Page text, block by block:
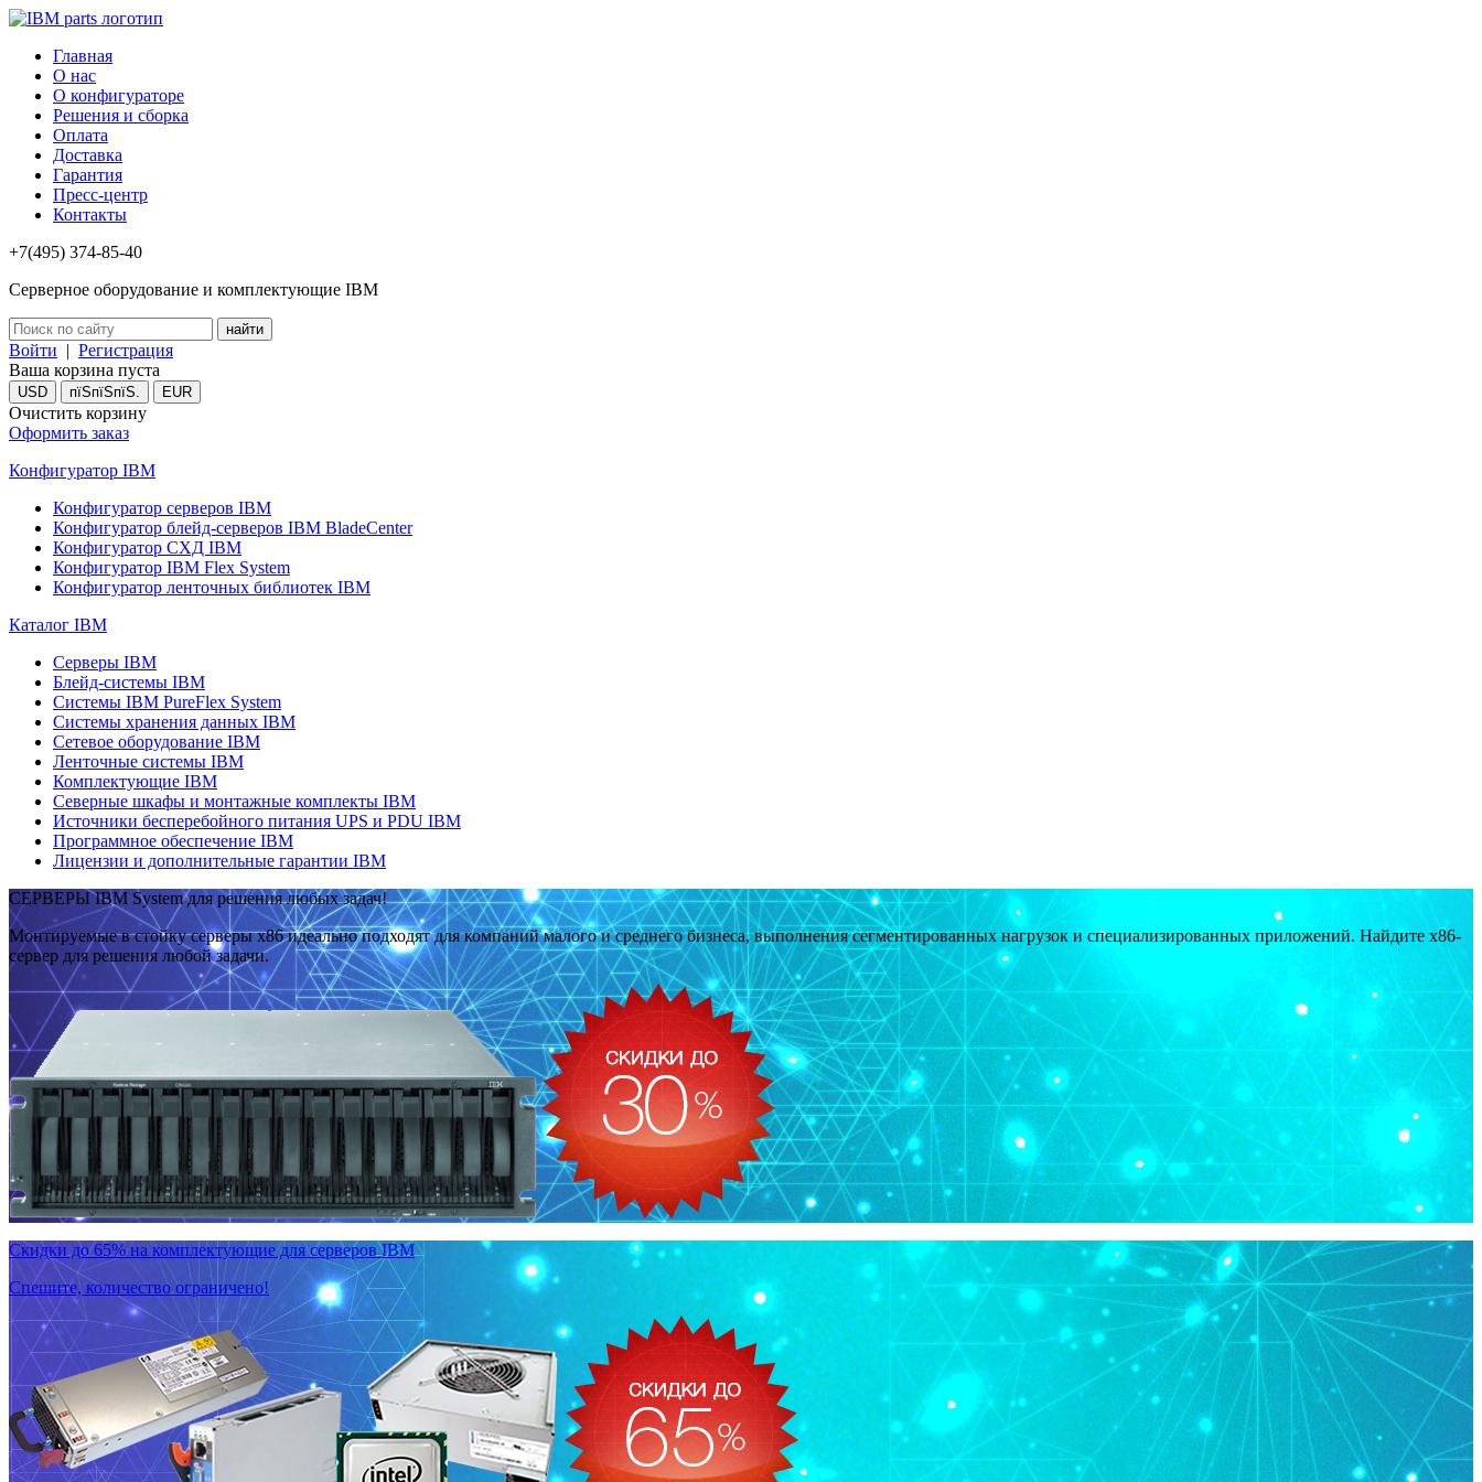
Главная
О нас
О конфигураторе
Решения и сборка
Оплата
Доставка
Гарантия
Пресс-центр
Контакты
+7(495) 374-85-40
Серверное оборудование и комплектующие IBM
Войти | Регистрация
Ваша корзина пуста
USD пїЅпїЅпїЅ. EUR
Очистить корзину
Оформить заказ
Конфигуратор IBM
Конфигуратор серверов IBM
Конфигуратор блейд-серверов IBM BladeCenter
Конфигуратор СХД IBM
Конфигуратор IBM Flex System
Конфигуратор ленточных библиотек IBM
Каталог IBM
Серверы IBM
Блейд-системы IBM
Системы IBM PureFlex System
Системы хранения данных IBM
Сетевое оборудование IBM
Ленточные системы IBM
Комплектующие IBM
Северные шкафы и монтажные комплекты IBM
Источники бесперебойного питания UPS и PDU IBM
Программное обеспечение IBM
Лицензии и дополнительные гарантии IBM
СЕРВЕРЫ IBM System для решения любых задач!
Монтируемые в стойку серверы x86 идеально подходят для компаний малого и среднего бизнеса, выполнения сегментированных нагрузок и специализированных приложений. Найдите x86-
сервер для решения любой задачи.
Скидки до 65% на комплектующие для серверов IBM
Спешите, количество ограничено!